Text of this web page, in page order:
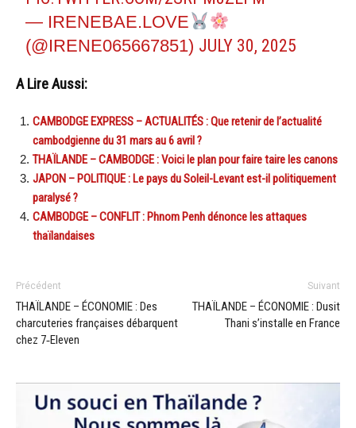
— IRENEBAE.LOVE
(@IRENE065667851) JULY 30, 2025
A Lire Aussi:
CAMBODGE EXPRESS – ACTUALITÉS : Que retenir de l’actualité
cambodgienne du 31 mars au 6 avril ?
THAÏLANDE – CAMBODGE : Voici le plan pour faire taire les canons
JAPON – POLITIQUE : Le pays du Soleil-Levant est-il politiquement
paralysé ?
CAMBODGE – CONFLIT : Phnom Penh dénonce les attaques
thaïlandaises
Précédent
THAÏLANDE – ÉCONOMIE : Des
charcuteries françaises débarquent
chez 7‑Eleven
Suivant
THAÏLANDE – ÉCONOMIE : Dusit
Thani s’installe en France